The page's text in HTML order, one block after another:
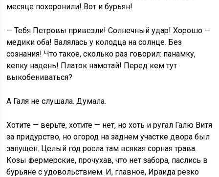
месяце похоронили! Вот и бурьян!
— Тебя Петровы привезли! Солнечный удар! Хорошо —
медики оба! Валялась у колодца на солнце. Без
сознания! Что такое, сколько раз говорил: панамку,
кепку надень! Платок намотай! Перед кем тут
выкобениваться?
А Галя не слушала. Думала.
Хотите — верьте, хотите — нет, но хоть и ругал Галю Витя
за придурство, но огород на заднем участке двора был
запущен. Целый год росла там всякая сорная трава.
Козы фермерские, прочухав, что нет забора, паслись в
бурьяне с удовольствием. И, главное, Ираида резко